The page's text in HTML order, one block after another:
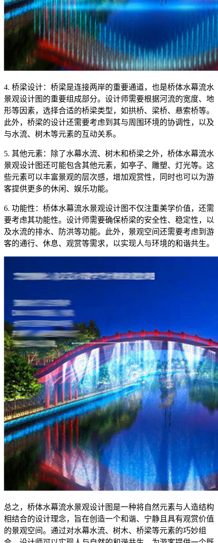
4. 桥梁设计：桥梁是连接两岸的重要通道，也是桥体水幕流水
景观设计图的重要组成部分。设计师需要根据河流的宽度、地
形等因素，选择合适的桥梁类型，如拱桥、梁桥、悬索桥等。
此外，桥梁的设计还需要考虑到其与周围环境的协调性，以及
与水流、树木等元素的互动关系。
5. 其他元素：除了水幕水流、树木和桥梁之外，桥体水幕流水
景观设计图还可能包含其他元素，如亭子、雕塑、灯光等。这
些元素可以丰富景观的层次感，增加观赏性，同时也可以为游
客提供更多的休闲、娱乐功能。
6. 功能性：桥体水幕流水景观设计图不仅注重美学价值，还需
要考虑其功能性。设计师需要确保桥梁的安全性、稳定性，以
及水流的排水、防洪等功能。此外，景观空间还需要考虑到游
客的通行、休息、观赏等需求，以实现人与环境的和谐共生。
总之，桥体水幕流水景观设计图是一种将自然元素与人造结构
相结合的设计理念，旨在创造一个和谐、宁静且具有观赏价值
的景观空间。通过对水幕水流、树木、桥梁等元素的巧妙组